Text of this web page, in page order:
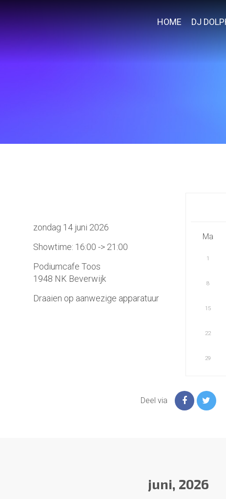
HOME DJ
zondag 14 juni 2026
Showtime: 16:00 -> 21:00
Podiumcafe Toos
1948 NK Beverwijk
Draaien op aanwezige apparatuur
Ma
1
8
15
22
29
Deel via
juni, 2026